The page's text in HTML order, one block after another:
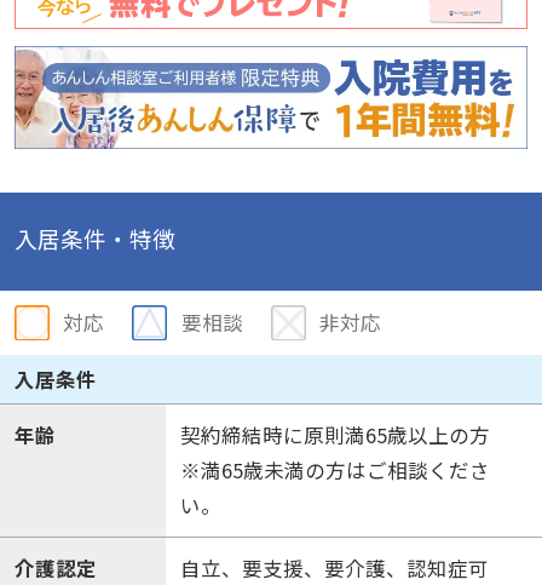
入居条件・特徴
対応 要相談
非対応
入居条件
年齢
契約締結時に原則満65歳以上の方
※満65歳未満の方はご相談くださ
い。
介護認定 自立、要支援、要介護、認知症可